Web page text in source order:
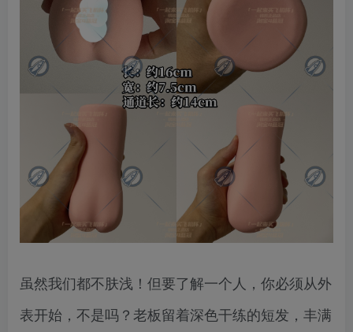
虽然我们都不肤浅！但要了解一个人，你必须从外
表开始，不是吗？老板留着深色干练的短发，丰满